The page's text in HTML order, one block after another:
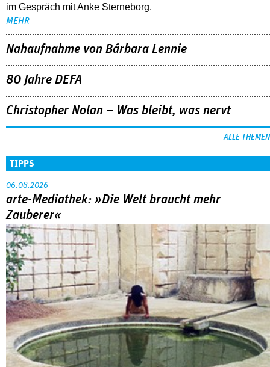
im Gespräch mit Anke Sterneborg.
MEHR
Nahaufnahme von Bárbara Lennie
80 Jahre DEFA
Christopher Nolan – Was bleibt, was nervt
ALLE THEMEN
TIPPS
06.08.2026
arte-Mediathek: »Die Welt braucht mehr
Zauberer«